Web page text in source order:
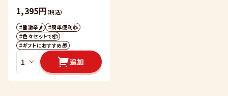
1,395円（税込）
#旨激辛🌶
#簡単便利👍
#色々セットで📦
#ギフトにおすすめ🎁
追加